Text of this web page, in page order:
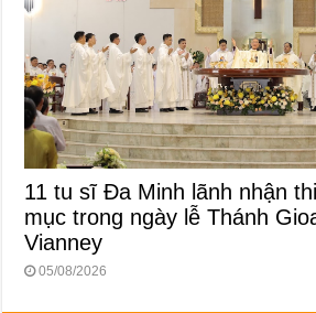
11 tu sĩ Đa Minh lãnh nhận
mục trong ngày lễ Thánh
Vianney
05/08/2026